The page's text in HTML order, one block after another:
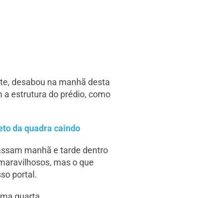
desabou na manhã desta
a estrutura do prédio, como
da quadra caindo
manhã e tarde dentro
mas o que
portal.